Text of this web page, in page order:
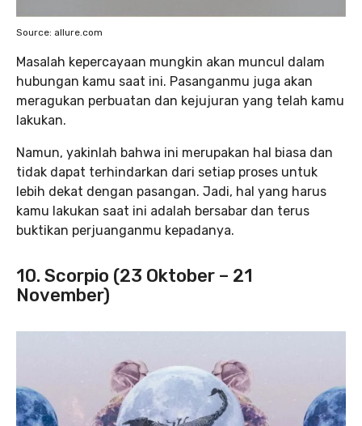
Source: allure.com
Masalah kepercayaan mungkin akan muncul dalam
hubungan kamu saat ini. Pasanganmu juga akan
meragukan perbuatan dan kejujuran yang telah kamu
lakukan.
Namun, yakinlah bahwa ini merupakan hal biasa dan
tidak dapat terhindarkan dari setiap proses untuk
lebih dekat dengan pasangan. Jadi, hal yang harus
kamu lakukan saat ini adalah bersabar dan terus
buktikan perjuanganmu kepadanya.
10. Scorpio (23 Oktober – 21
November)